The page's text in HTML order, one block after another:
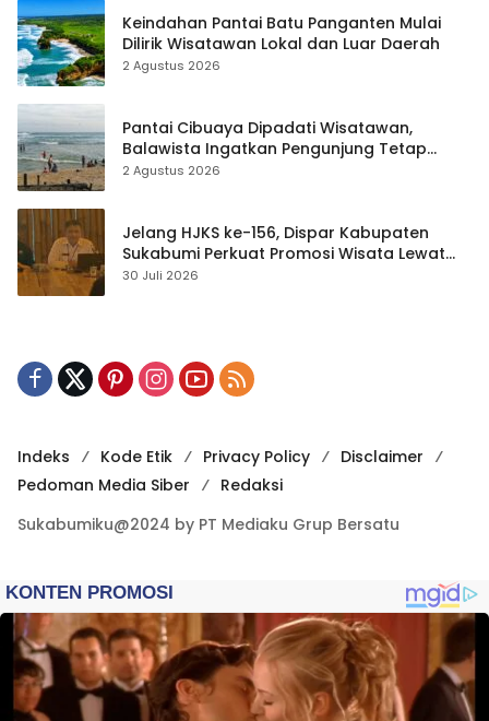
Keindahan Pantai Batu Panganten Mulai
Dilirik Wisatawan Lokal dan Luar Daerah
2 Agustus 2026
Pantai Cibuaya Dipadati Wisatawan,
Balawista Ingatkan Pengunjung Tetap
Waspada
2 Agustus 2026
Jelang HJKS ke-156, Dispar Kabupaten
Sukabumi Perkuat Promosi Wisata Lewat
Publikasi Digital
30 Juli 2026
Indeks Kode Etik Privacy Policy
Disclaimer
Pedoman Media Siber
Redaksi
Sukabumiku@2024 by PT Mediaku Grup Bersatu